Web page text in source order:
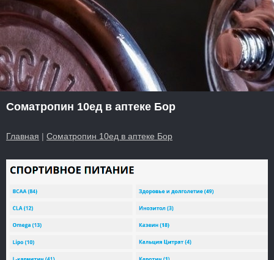
Cоматропин 10ед в аптеке Бор
Главная | Cоматропин 10ед в аптеке Бор